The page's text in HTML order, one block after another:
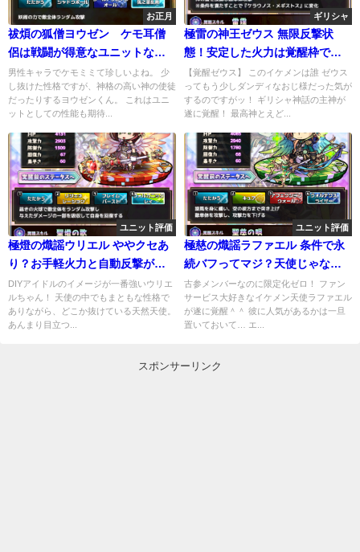
お正月
祓煩の狐僧ヨウゼン ケモ耳僧
侶は戦闘が得意なユニットなん
だね！
男性キャラでケモミミて珍しいよね。 少
し抜けた性格ですが、神格の高い神の使徒
だったりするヨウゼンくん。 これはユニ
ットとしての性能も期待...
ギリシャ
極雷の神王ゼウス 無限反撃状
態！安定した火力は覚醒枠でも
ピカイチ！
【覚醒ゼウス】 このイケメンは誰 ゼウス
ってもう少しダンディなおじ様だった気が
するのですがッ！ ギリシャ神話の主神が
遂に覚醒！ 最高神とえど...
ユニット評価
極燈の熾謡ウリエル ややクセあ
り？お手軽火力と自動反撃が強
力な件
DIYアイドルのイメージが一番強いウリエ
ルちゃん！ 天使の中でもまともな性格で
ありながら、どこか抜けている天然天使。
あんまり目立つ...
ユニット評価
極慈の熾謡ラファエル 条件で永
続バフってマジ？天使じゃなく
てもOK
古参メンバーなのに限定化ゼロ！ ファン
サービス大好きなイケメン天使ラファエル
が遂に覚醒＾＾ 彼に人気があるかは一旦
置いておいて… エ...
スポンサーリンク